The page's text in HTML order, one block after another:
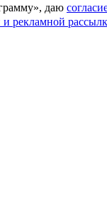
», даю
рекламной